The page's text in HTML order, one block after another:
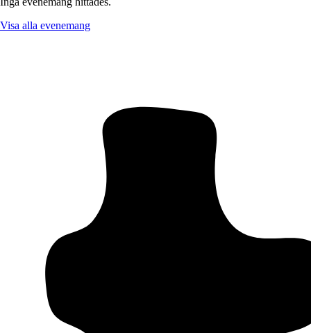
Visa alla evenemang